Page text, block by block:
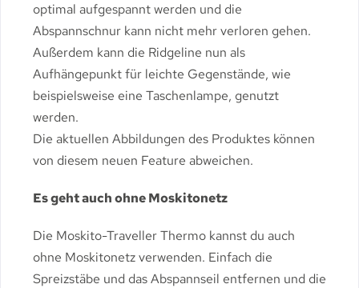
optimal aufgespannt werden und die
Abspannschnur kann nicht mehr verloren gehen.
Außerdem kann die Ridgeline nun als
Aufhängepunkt für leichte Gegenstände, wie
beispielsweise eine Taschenlampe, genutzt
werden.
Die aktuellen Abbildungen des Produktes können
von diesem neuen Feature abweichen.
Es geht auch ohne Moskitonetz
Die Moskito-Traveller Thermo kannst du auch
ohne Moskitonetz verwenden. Einfach die
Spreizstäbe und das Abspannseil entfernen und die